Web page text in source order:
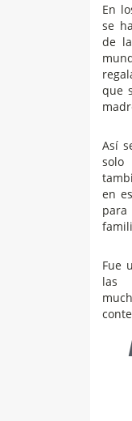
En
se
de
que
Así
solo
en
Fue
las